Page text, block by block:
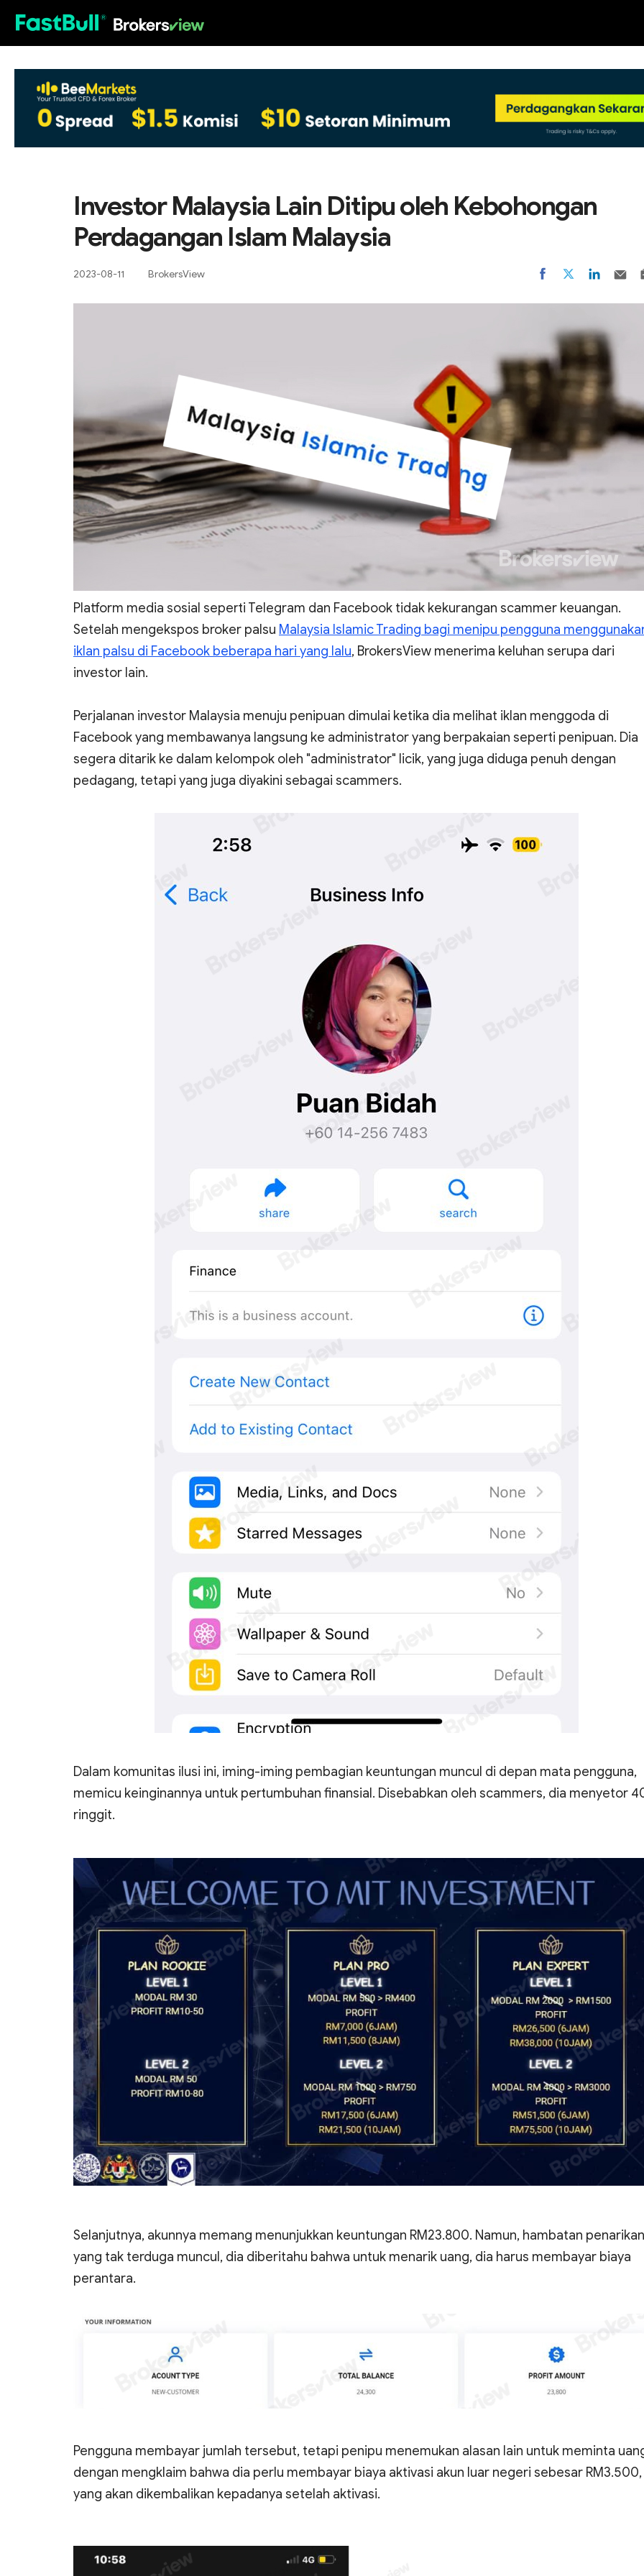
Investor Malaysia Lain Ditipu oleh Kebohongan
Perdagangan Islam Malaysia
2023-08-11 BrokersView
Platform media sosial seperti Telegram dan Facebook tidak kekurangan scammer keuangan.
Setelah mengekspos broker palsu Malaysia Islamic Trading bagi menipu pengguna
iklan palsu di Facebook beberapa hari yang lalu, BrokersView menerima keluhan serupa dari
investor lain.
Perjalanan investor Malaysia menuju penipuan dimulai ketika dia melihat iklan menggoda di
Facebook yang membawanya langsung ke administrator yang berpakaian seperti penipuan. Dia
segera ditarik ke dalam kelompok oleh "administrator" licik, yang juga diduga penuh dengan
pedagang, tetapi yang juga diyakini sebagai scammers.
Dalam komunitas ilusi ini, iming-iming pembagian keuntungan muncul di depan mata pengguna,
memicu keinginannya untuk pertumbuhan finansial. Disebabkan oleh scammers, dia menyetor
ringgit.
Selanjutnya, akunnya memang menunjukkan keuntungan RM23.800. Namun, hambatan penarikan
yang tak terduga muncul, dia diberitahu bahwa untuk menarik uang, dia harus membayar biaya
perantara.
Pengguna membayar jumlah tersebut, tetapi penipu menemukan alasan lain untuk meminta
dengan mengklaim bahwa dia perlu membayar biaya aktivasi akun luar negeri sebesar RM3.500,
yang akan dikembalikan kepadanya setelah aktivasi.